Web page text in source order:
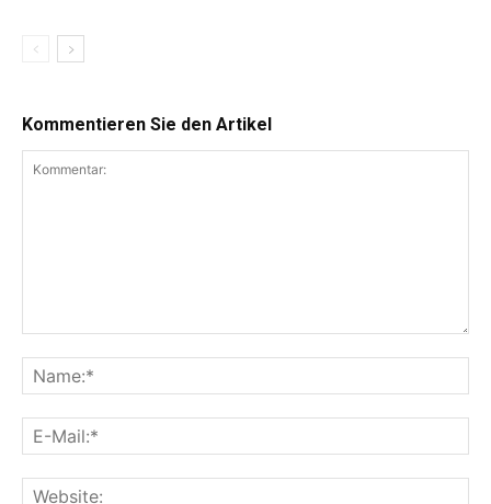
Kommentieren Sie den Artikel